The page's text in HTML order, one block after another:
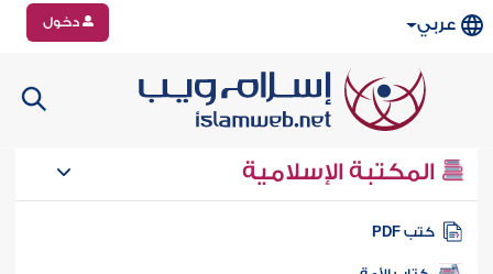
عربي دخول
المكتبة الإسلامية
كتب PDF